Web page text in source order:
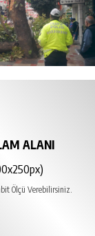
ALANI
Ölçü Verebilirsiniz.